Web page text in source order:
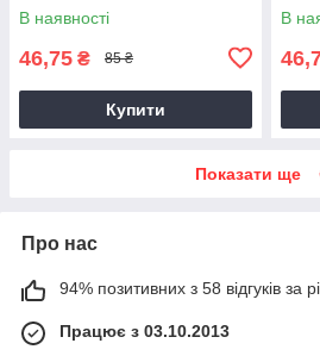
В наявності
46,75 ₴ 85 ₴
Купити
В
Показати ще
Про нас
94% позитивних з 58 відгуків за
Працює з 03.10.2013